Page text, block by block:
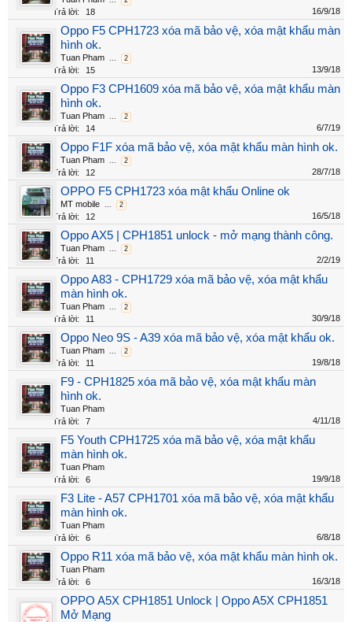
Trả lời: 18 16/9/18
Oppo F5 CPH1723 xóa mã bảo vệ, xóa mật khẩu màn
hình ok.
Tuan Pham ... 2
Trả lời: 15 13/9/18
Oppo F3 CPH1609 xóa mã bảo vệ, xóa mật khẩu màn
hình ok.
Tuan Pham ... 2
Trả lời: 14 6/7/19
Oppo F1F xóa mã bảo vệ, xóa mật khẩu màn hình ok.
Tuan Pham ... 2
Trả lời: 12 28/7/18
OPPO F5 CPH1723 xóa mật khẩu Online ok
MT mobile ... 2
Trả lời: 12 16/5/18
Oppo AX5 | CPH1851 unlock - mở mạng thành công.
Tuan Pham ... 2
Trả lời: 11 2/2/19
Oppo A83 - CPH1729 xóa mã bảo vệ, xóa mật khẩu
màn hình ok.
Tuan Pham ... 2
Trả lời: 11 30/9/18
Oppo Neo 9S - A39 xóa mã bảo vệ, xóa mật khẩu ok.
Tuan Pham ... 2
Trả lời: 11 19/8/18
F9 - CPH1825 xóa mã bảo vệ, xóa mật khẩu màn
hình ok.
Tuan Pham
Trả lời:
7 4/11/18
F5 Youth CPH1725 xóa mã bảo vệ, xóa mật khẩu
màn hình ok.
Tuan Pham
Trả lời:
6 19/9/18
F3 Lite - A57 CPH1701 xóa mã bảo vệ, xóa mật khẩu
màn hình ok.
Tuan Pham
Trả lời:
6 6/8/18
Oppo R11 xóa mã bảo vệ, xóa mật khẩu màn hình ok.
Tuan Pham
Trả lời:
6 16/3/18
OPPO A5X CPH1851 Unlock | Oppo A5X CPH1851
Mở Mạng